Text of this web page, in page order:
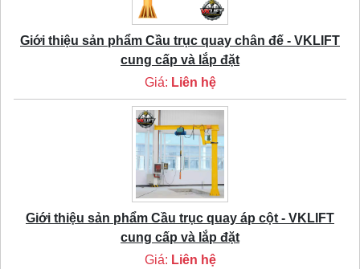
Giới thiệu sản phẩm Cầu trục quay chân đế - VKLIFT
cung cấp và lắp đặt
Giá: Liên hệ
Giới thiệu sản phẩm Cầu trục quay áp cột - VKLIFT
cung cấp và lắp đặt
Giá: Liên hệ